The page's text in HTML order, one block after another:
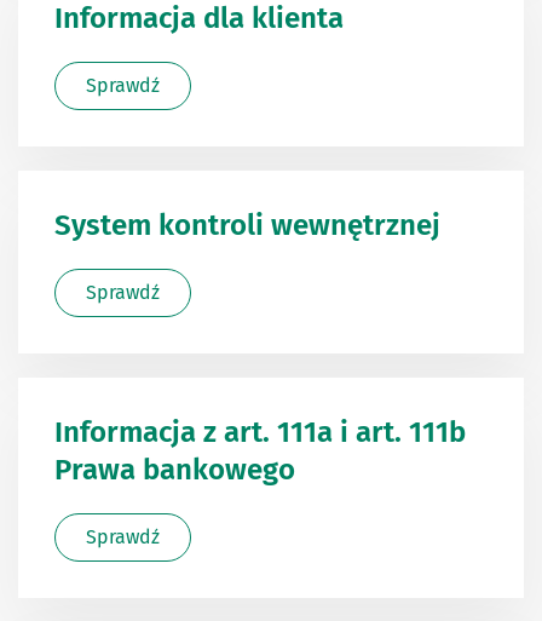
Informacja dla klienta
Sprawdź
System kontroli wewnętrznej
Sprawdź
Informacja z art. 111a i art. 111b
Prawa bankowego
Sprawdź